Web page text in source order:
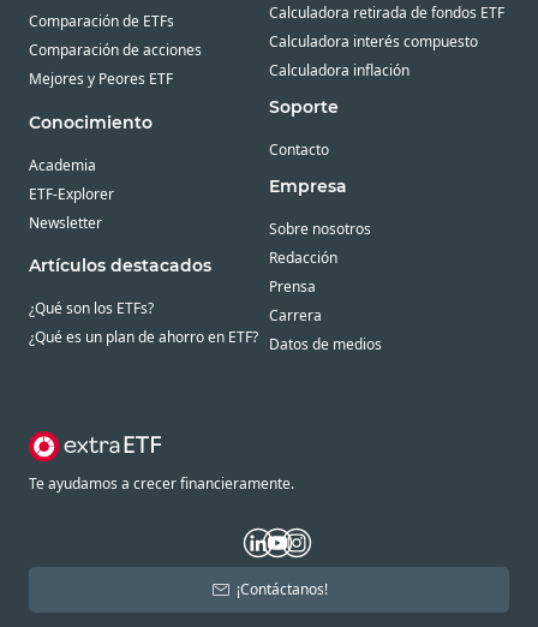
Comparación de ETFs
Comparación de acciones
Mejores y Peores ETF
Conocimiento
Academia
ETF-Explorer
Newsletter
Artículos destacados
¿Qué son los ETFs?
¿Qué es un plan de ahorro en ETF?
Calculadora retirada de fondos ETF
Calculadora interés compuesto
Calculadora inflación
Soporte
Contacto
Empresa
Sobre nosotros
Redacción
Prensa
Carrera
Datos de medios
Te ayudamos a crecer financieramente.
¡Contáctanos!